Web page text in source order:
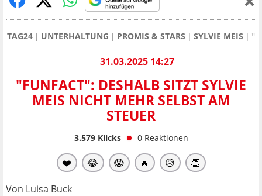
TAG24 UNTERHALTUNG PROMIS & STARS SYLVIE MEIS
31.03.2025 14:27
"FUNFACT": DESHALB SITZT SYLVIE
MEIS NICHT MEHR SELBST AM
STEUER
3.579Klicks 0 Reaktionen
❤️ 😂 😱 🔥 😥 👏
Von Luisa Buck